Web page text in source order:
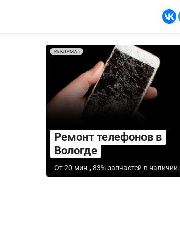
РЕКЛАМА
Ремонт телефонов в
Вологде
От 20 мин., 83% запчастей в наличии.